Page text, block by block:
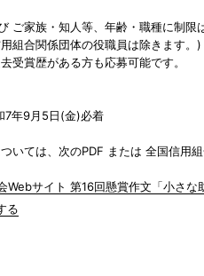
ご家族・知人等、年齢・職種に制限
組合関係団体の役職員は除きます。)
受賞歴がある方も応募可能です。
7年9月5日(金)必着
いては、次のPDF または 全国信用
Webサイト 第16回懸賞作文「小さな
る